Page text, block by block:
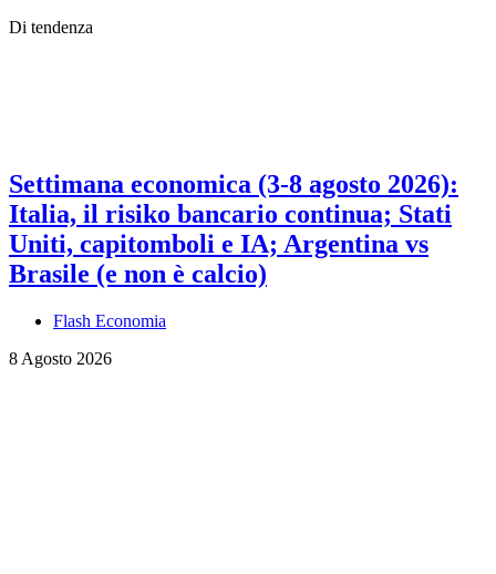
Di tendenza
Settimana economica (3-8 agosto 2026):
Italia, il risiko bancario continua; Stati
Uniti, capitomboli e IA; Argentina vs
Brasile (e non è calcio)
Flash Economia
8 Agosto 2026